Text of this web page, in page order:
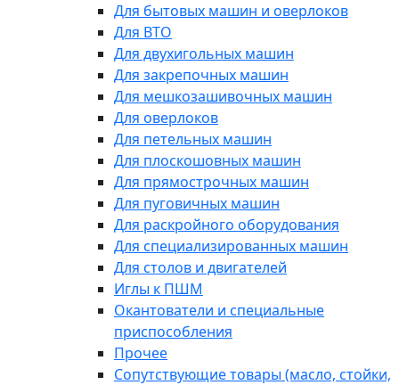
Для бытовых машин и оверлоков
Для ВТО
Для двухигольных машин
Для закрепочных машин
Для мешкозашивочных машин
Для оверлоков
Для петельных машин
Для плоскошовных машин
Для прямострочных машин
Для пуговичных машин
Для раскройного оборудования
Для специализированных машин
Для столов и двигателей
Иглы к ПШМ
Окантователи и специальные
приспособления
Прочее
Сопутствующие товары (масло, стойки,